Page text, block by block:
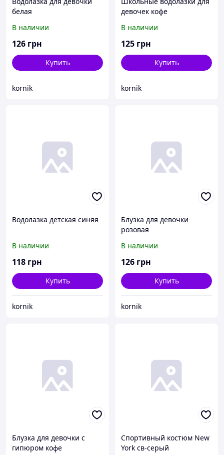
белая
В наличии
126 грн
Купить
kornik
девочек кофе
В наличии
125 грн
Купить
kornik
Водолазка детская синяя
В наличии
118 грн
Купить
kornik
Блузка для девочки
розовая
В наличии
126 грн
Купить
kornik
Блузка для девочки с
гипюром кофе
Спортивный костюм New
York св-серый